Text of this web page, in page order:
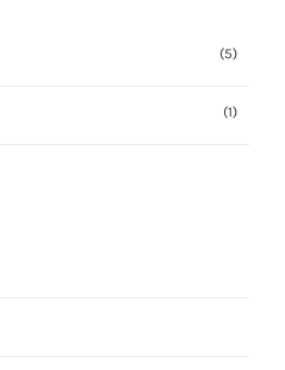
(5)
(1)